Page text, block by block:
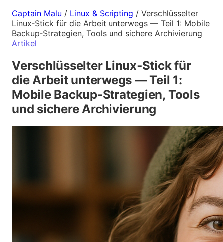
Captain Malu / Linux & Scripting / Verschlüsselter
Linux‑Stick für die Arbeit unterwegs — Teil 1: Mobile
Backup‑Strategien, Tools und sichere Archivierung
Artikel
Verschlüsselter Linux‑Stick für
die Arbeit unterwegs — Teil 1:
Mobile Backup‑Strategien, Tools
und sichere Archivierung